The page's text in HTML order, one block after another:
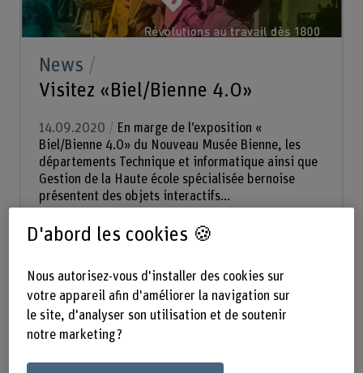
News
Visitez «Biel/Bienne 4.0»
14.09.2020
En marge de l’exposition «
Biel/Bienne 4.0» du Nouveau Musée Bienne, les
départements Technique et informatique ainsi que
Gestion de la Haute école spécialisée bernoise
présentent des objets interactifs...
D'abord les cookies 🍪
Nous autorisez-vous d'installer des cookies sur
votre appareil afin d'améliorer la navigation sur
le site, d'analyser son utilisation et de soutenir
notre marketing ?